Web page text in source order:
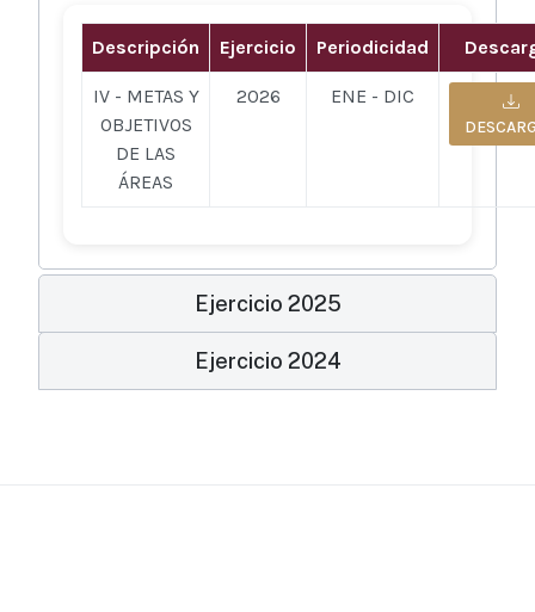
Descripción Ejercicio Periodicidad
IV - METAS Y
OBJETIVOS
DE LAS
ÁREAS
2026 ENE - DIC
Ejercicio 2025
Ejercicio 2024